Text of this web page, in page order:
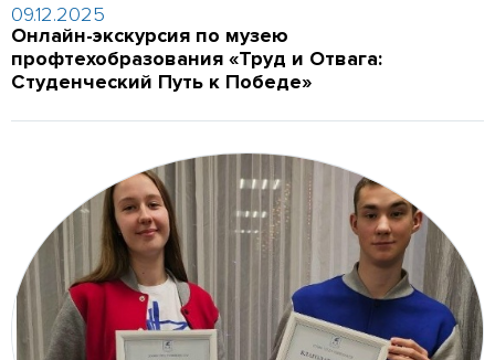
09.12.2025
Онлайн-экскурсия по музею
профтехобразования «Труд и Отвага:
Студенческий Путь к Победе»